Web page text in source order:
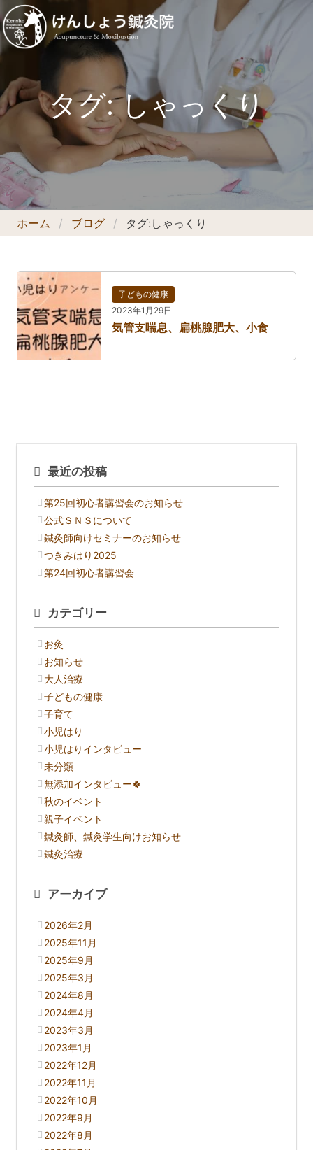
タグ:しゃっくり
ホーム ブログ タグ: しゃっくり
子どもの健康
2023年1月29日
気管支喘息、扁桃腺肥大、小食
最近の投稿
第25回初心者講習会のお知らせ
公式ＳＮＳについて
鍼灸師向けセミナーのお知らせ
つきみはり2025
第24回初心者講習会
カテゴリー
お灸
お知らせ
大人治療
子どもの健康
子育て
小児はり
小児はりインタビュー
未分類
無添加インタビュー🍀
秋のイベント
親子イベント
鍼灸師、鍼灸学生向けお知らせ
鍼灸治療
アーカイブ
2026年2月
2025年11月
2025年9月
2025年3月
2024年8月
2024年4月
2023年3月
2023年1月
2022年12月
2022年11月
2022年10月
2022年9月
2022年8月